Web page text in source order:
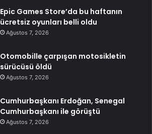
Epic Games Store’da bu haftanın
ücretsiz oyunları belli oldu
Ağustos 7, 2026
Otomobille çarpışan motosikletin
sürücüsü öldü
Ağustos 7, 2026
Cumhurbaşkanı Erdoğan, Senegal
Cumhurbaşkanı ile görüştü
Ağustos 7, 2026